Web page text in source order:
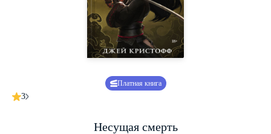
Платная книга
3
Несущая смерть